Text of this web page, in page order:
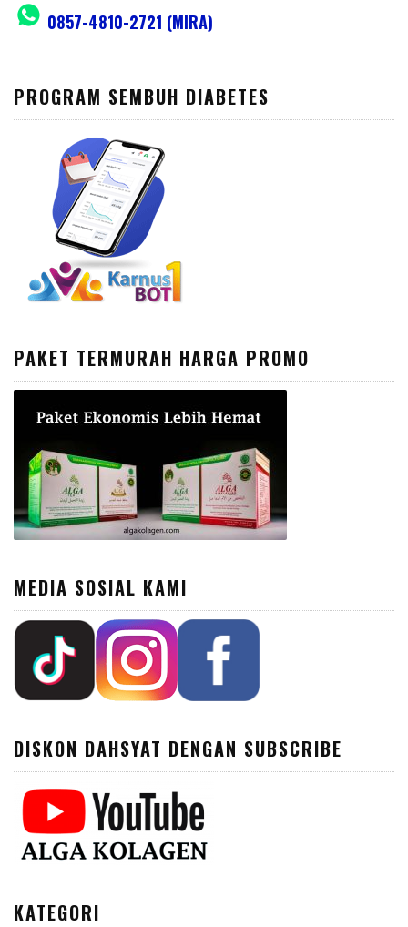
0857-4810-2721 (MIRA)
PROGRAM SEMBUH DIABETES
PAKET TERMURAH HARGA PROMO
MEDIA SOSIAL KAMI
DISKON DAHSYAT DENGAN SUBSCRIBE
KATEGORI